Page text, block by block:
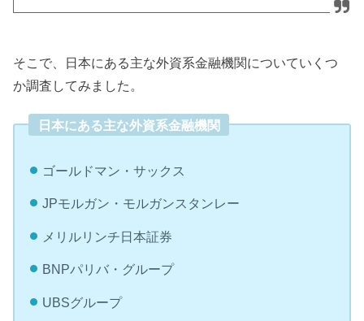
そこで、日本にある主な外資系金融機関についていくつ
か調査してみました。
日本にある主な外資系金融機関
ゴールドマン・サックス
JPモルガン・モルガンスタンレー
メリルリンチ日本証券
BNPパリバ・グループ
UBSグループ